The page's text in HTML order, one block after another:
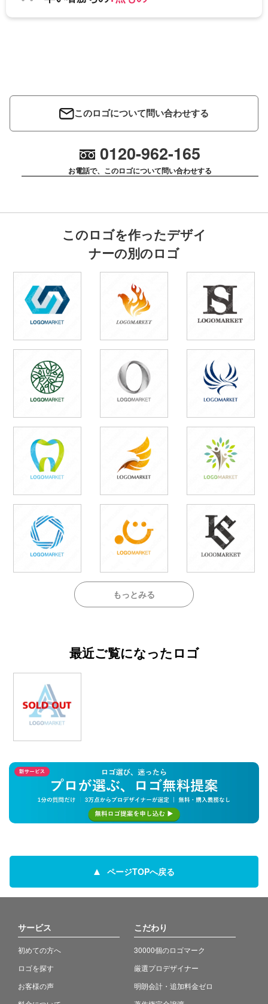
このロゴについて問い合わせする
0120-962-165
お電話で、このロゴについて問い合わせする
このロゴを作ったデザイ
ナーの別のロゴ
もっとみる
最近ご覧になったロゴ
ページTOPへ戻る
サービス
初めての方へ
ロゴを探す
お客様の声
こだわり
30000個のロゴマーク
厳選プロデザイナー
明朗会計・追加料金ゼロ